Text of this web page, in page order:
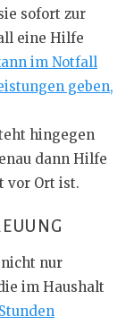
sofort zur
eine Hilfe
im Notfall
geben,
hingegen
dann Hilfe
vor Ort ist.
nur
im Haushalt